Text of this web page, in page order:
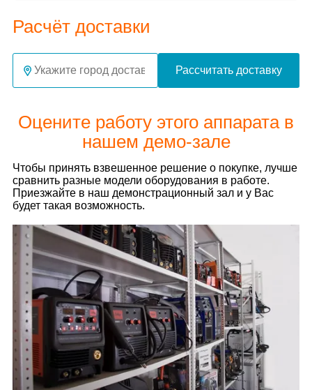
Расчёт доставки
Рассчитать доставку
Оцените работу этого аппарата в
нашем демо-зале
Чтобы принять взвешенное решение о покупке, лучше
сравнить разные модели оборудования в работе.
Приезжайте в наш демонстрационный зал и у Вас
будет такая возможность.